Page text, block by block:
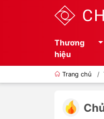
Thương
hiệu
Trang chủ /